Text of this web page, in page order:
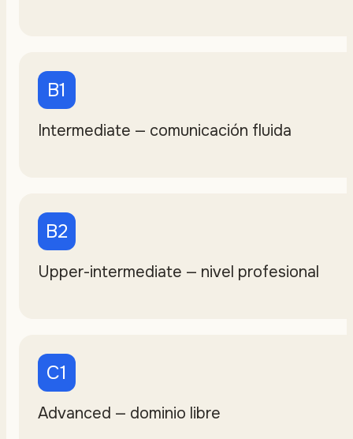
B1
Intermediate — comunicación fluida
B2
Upper-intermediate — nivel profesional
C1
Advanced — dominio libre